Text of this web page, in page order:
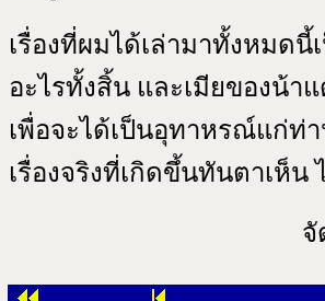
เรื่องที่ผมได้เล่ามาทั้งหมดนี้
อะไรทั้งสิ้น และเมียของน้า
เพื่อจะได้เป็นอุทาหรณ์แก่ท่
เรื่องจริงที่เกิดขึ้นทันตาเห็
จั